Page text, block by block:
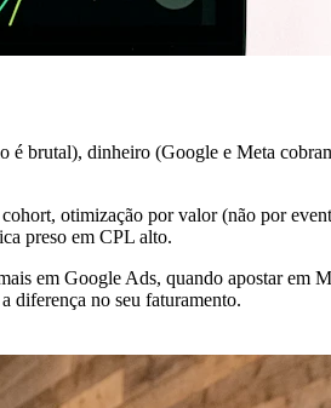
é brutal), dinheiro (Google e Meta
otimização por valor (não por
preso em CPL alto.
em Google Ads, quando apostar em
diferença no seu faturamento.